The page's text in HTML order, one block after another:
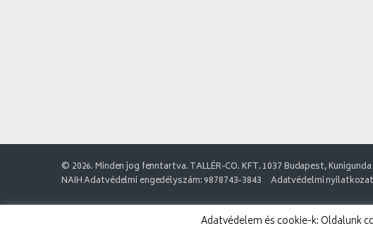
© 2026. Minden jog fenntartva. TALLÉR-CO. KFT. 1037 Budapest,
NAIH Adatvédelmi engedélyszám: 9878743-3843
Adatvédelmi nyilatkozat
Adatvédelem és cookie-k: Oldalunk